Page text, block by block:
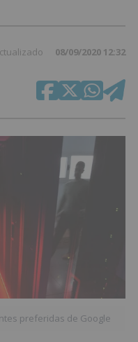
08/09/2020 12:32
preferidas de Google